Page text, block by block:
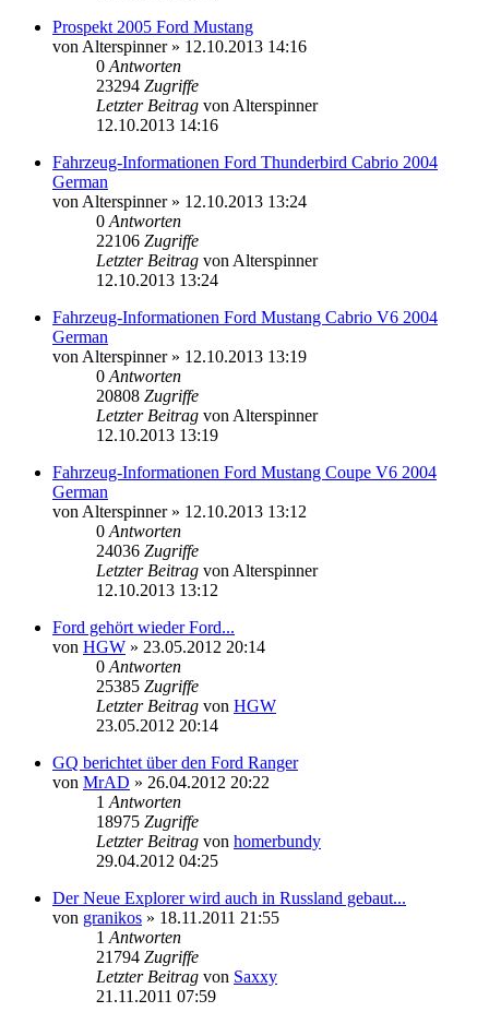
Prospekt 2005 Ford Mustang
von Alterspinner» 12.10.2013 14:16
0 Antworten
23294 Zugriffe
Letzter Beitrag von Alterspinner
12.10.2013 14:16
Fahrzeug-Informationen Ford Thunderbird Cabrio 2004
German
von Alterspinner» 12.10.2013 13:24
0 Antworten
22106 Zugriffe
Letzter Beitrag von Alterspinner
12.10.2013 13:24
Fahrzeug-Informationen Ford Mustang Cabrio V6 2004
German
von Alterspinner» 12.10.2013 13:19
0 Antworten
20808 Zugriffe
Letzter Beitrag von Alterspinner
12.10.2013 13:19
Fahrzeug-Informationen Ford Mustang Coupe V6 2004
German
von Alterspinner» 12.10.2013 13:12
0 Antworten
24036 Zugriffe
Letzter Beitrag von Alterspinner
12.10.2013 13:12
Ford gehört wieder Ford...
von HGW » 23.05.2012 20:14
0 Antworten
25385 Zugriffe
Letzter Beitrag von HGW
23.05.2012 20:14
GQ berichtet über den Ford Ranger
von MrAD » 26.04.2012 20:22
1 Antworten
18975 Zugriffe
Letzter Beitrag von homerbundy
29.04.2012 04:25
Der Neue Explorer wird auch in Russland gebaut...
von granikos » 18.11.2011 21:55
1 Antworten
21794 Zugriffe
Letzter Beitrag von Saxxy
21.11.2011 07:59